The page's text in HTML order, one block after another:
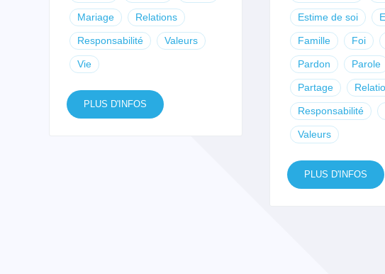
Mariage Relations
Responsabilité Valeurs
Vie
PLUS D'INFOS
Estime de soi
Famille Foi
Pardon Parole
Partage
Responsabilité
Valeurs
PLUS D'INFOS